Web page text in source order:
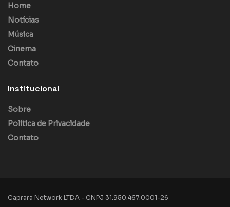
Home
Notícias
Música
Cinema
Contato
Institucional
Sobre
Política de Privacidade
Contato
Caprara Network LTDA - CNPJ 31.950.467.0001-26